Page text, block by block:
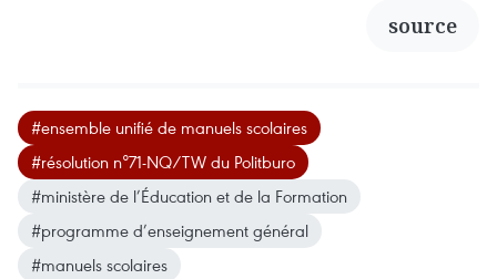
source
#ensemble unifié de manuels scolaires
#résolution n°71-NQ/TW du Politburo
#ministère de l’Éducation et de la Formation
#programme d’enseignement général
#manuels scolaires